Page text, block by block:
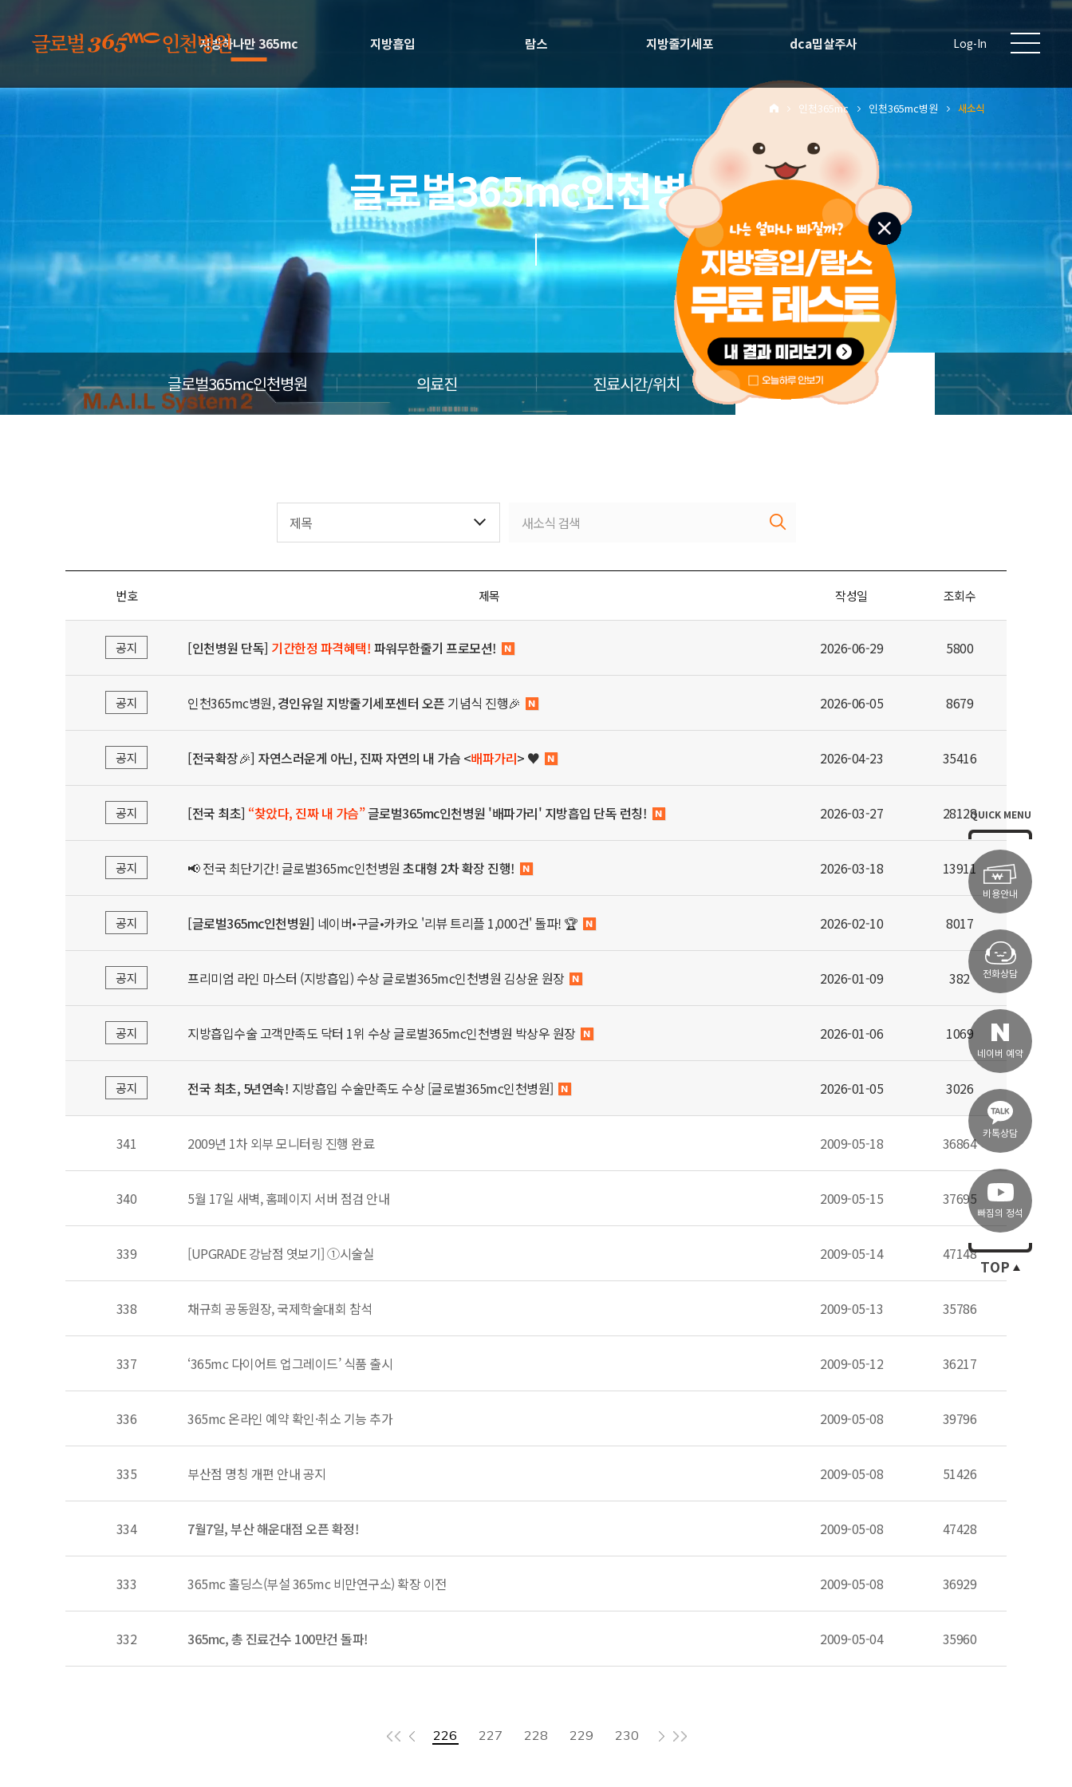
지방하나만 365mc 지방흡입 람스 지방줄기세포 dca밉살주사 Log-In
인천365mc 인천365mc병원 새소식
글로벌365mc인천병원
글로벌365mc인천병원 의료진 진료시간/위치 새소식
번호 제목 작성일 조회수
공지 [인천병원 단독] 기간한정 파격혜택! 파워무한줄기 프로모션! 2026-06-29 5800
공지 인천365mc병원,경인유일 지방줄기세포센터 오픈 기념식 진행🎉 2026-06-05 8679
공지 [전국확장🎉] 자연스러운게 아닌, 진짜 자연의 내 가슴 <배파가리> ♥ 2026-04-23 35416
공지 [전국 최초] “찾았다, 진짜 내 가슴”글로벌365mc인천병원 '배파가리' 지방흡입 단독 런칭! 2026-03-27 28128
공지 📢 전국 최단기간! 글로벌365mc인천병원 초대형 2차 확장 진행! 2026-03-18 13911
공지 [글로벌365mc인천병원] 네이버•구글•카카오 '리뷰 트리플 1,000건' 돌파! 🏆 2026-02-10 8017
공지 프리미엄 라인 마스터 (지방흡입) 수상 글로벌365mc인천병원 김상윤 원장 2026-01-09 382
공지 지방흡입수술 고객만족도 닥터 1위 수상 글로벌365mc인천병원 박상우 원장 2026-01-06 1069
공지 전국 최초, 5년연속! 지방흡입 수술만족도 수상 [글로벌365mc인천병원] 2026-01-05 3026
341 2009년 1차 외부 모니터링 진행 완료 2009-05-18 36864
340 5월 17일 새벽, 홈페이지 서버 점검 안내 2009-05-15 37695
339 [UPGRADE 강남점 엿보기] ①시술실 2009-05-14 47148
338 채규희 공동원장, 국제학술대회 참석 2009-05-13 35786
337 ‘365mc 다이어트 업그레이드’ 식품 출시 2009-05-12 36217
336 365mc 온라인 예약 확인·취소 기능 추가 2009-05-08 39796
335 부산점 명칭 개편 안내 공지 2009-05-08 51426
334 7월7일, 부산 해운대점 오픈 확정! 2009-05-08 47428
333 365mc 홀딩스(부설 365mc 비만연구소) 확장 이전 2009-05-08 36929
332 365mc, 총 진료건수 100만건 돌파! 2009-05-04 35960
226 227 228 229 230
QUICK MENU
비용안내
전화상담
네이버 예약
카톡상담
빠짐의 정석
TOP